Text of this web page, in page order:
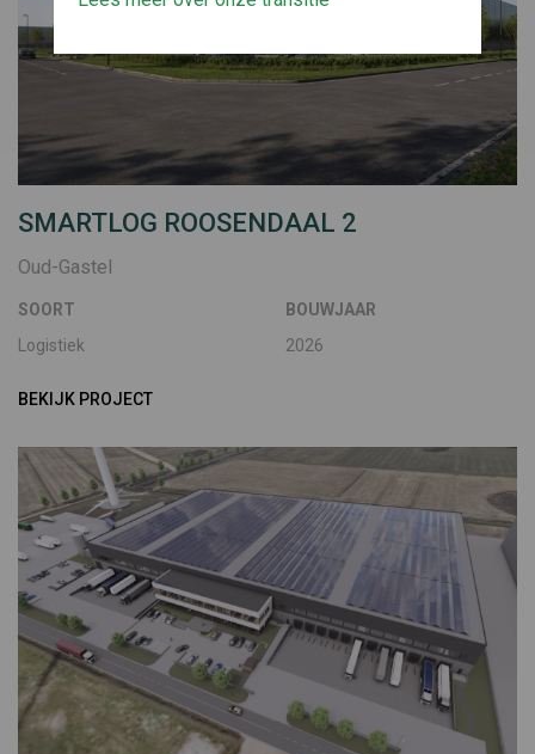
SMARTLOG ROOSENDAAL 2
Oud-Gastel
SOORT
Logistiek
BOUWJAAR
2026
BEKIJK PROJECT